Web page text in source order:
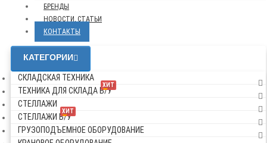
БРЕНДЫ
НОВОСТИ, СТАТЬИ
КОНТАКТЫ
КАТЕГОРИИ
СКЛАДСКАЯ ТЕХНИКА
ХИТ
ТЕХНИКА ДЛЯ СКЛАДА Б/У
СТЕЛЛАЖИ
ХИТ
СТЕЛЛАЖИ Б/У
ГРУЗОПОДЪЕМНОЕ ОБОРУДОВАНИЕ